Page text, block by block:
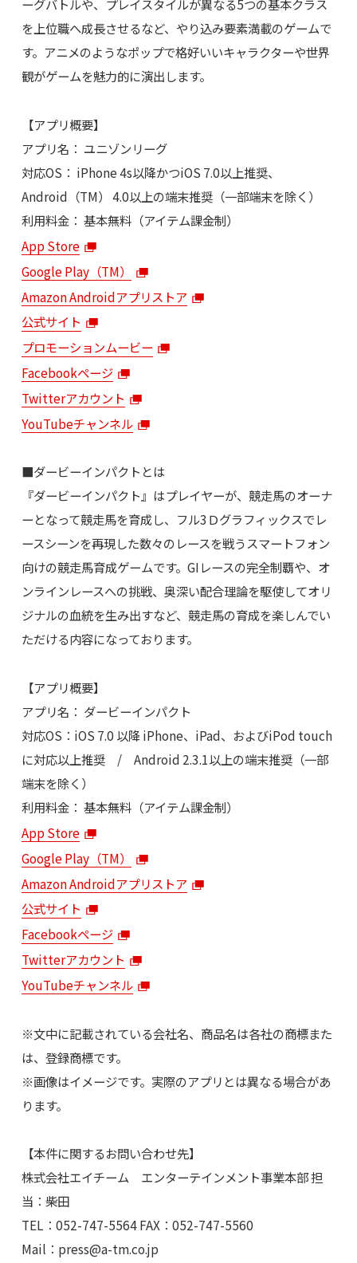
ーグバトルや、プレイスタイルが異なる5つの基本クラス
を上位職へ成長させるなど、やり込み要素満載のゲームで
す。アニメのようなポップで格好いいキャラクターや世界
観がゲームを魅力的に演出します。
【アプリ概要】
アプリ名： ユニゾンリーグ
対応OS： iPhone 4s以降かつiOS 7.0以上推奨、
Android（TM） 4.0以上の端末推奨（一部端末を除く）
利用料金： 基本無料（アイテム課金制）
App Store
Google Play（TM）
Amazon Androidアプリストア
公式サイト
プロモーションムービー
Facebookページ
Twitterアカウント
YouTubeチャンネル
■ダービーインパクトとは
『ダービーインパクト』はプレイヤーが、競走馬のオーナ
ーとなって競走馬を育成し、フル3Ｄグラフィックスでレ
ースシーンを再現した数々のレースを戦うスマートフォン
向けの競走馬育成ゲームです。GIレースの完全制覇や、オ
ンラインレースへの挑戦、奥深い配合理論を駆使してオリ
ジナルの血統を生み出すなど、競走馬の育成を楽しんでい
ただける内容になっております。
【アプリ概要】
アプリ名： ダービーインパクト
対応OS：iOS 7.0 以降 iPhone、iPad、およびiPod touch
に対応以上推奨 / Android 2.3.1以上の端末推奨（一部
端末を除く）
利用料金： 基本無料（アイテム課金制）
App Store
Google Play（TM）
Amazon Androidアプリストア
公式サイト
Facebookページ
Twitterアカウント
YouTubeチャンネル
※文中に記載されている会社名、商品名は各社の商標また
は、登録商標です。
※画像はイメージです。実際のアプリとは異なる場合があ
ります。
【本件に関するお問い合わせ先】
株式会社エイチーム エンターテインメント事業本部 担
当：柴田
TEL：052-747-5564 FAX：052-747-5560
Mail： press@a-tm.co.jp